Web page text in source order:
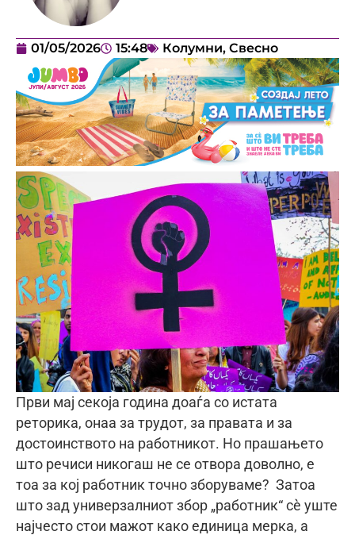
01/05/2026 15:48 Колумни, Свесно
Први мај секоја година доаѓа со истата
реторика, онаа за трудот, за правата и за
достоинството на работникот. Но прашањето
што речиси никогаш не се отвора доволно, е
тоа за кој работник точно зборуваме? Затоа
што зад универзалниот збор „работник“ сè уште
најчесто стои мажот како единица мерка, а